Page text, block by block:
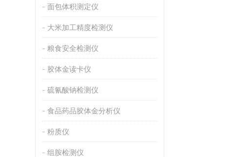
面包体积测定仪
大米加工精度检测仪
粮食安全检测仪
胶体金读卡仪
硫氰酸钠检测仪
食品药品胶体金分析仪
粉质仪
组胺检测仪